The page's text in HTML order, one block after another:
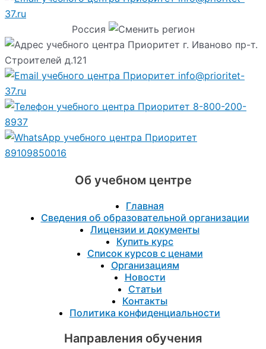
37.ru
Россия
г. Иваново пр-т.
Строителей д.121
info@prioritet-
37.ru
8-800-200-
8937
89109850016
Об учебном центре
Главная
Сведения об образовательной организации
Лицензии и документы
Купить курс
Список курсов с ценами
Организациям
Новости
Статьи
Контакты
Политика конфиденциальности
Направления обучения